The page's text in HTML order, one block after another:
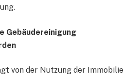
Gebäudereinigung
von der Nutzung der Immobilie